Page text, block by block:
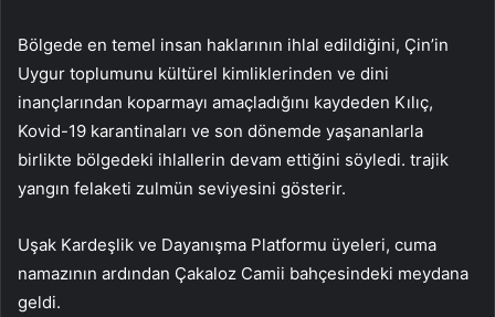
Bölgede en temel insan haklarının ihlal edildiğini, Çin’in
Uygur toplumunu kültürel kimliklerinden ve dini
inançlarından koparmayı amaçladığını kaydeden Kılıç,
Kovid-19 karantinaları ve son dönemde yaşananlarla
birlikte bölgedeki ihlallerin devam ettiğini söyledi. trajik
yangın felaketi zulmün seviyesini gösterir.
Uşak Kardeşlik ve Dayanışma Platformu üyeleri, cuma
namazının ardından Çakaloz Camii bahçesindeki meydana
geldi.